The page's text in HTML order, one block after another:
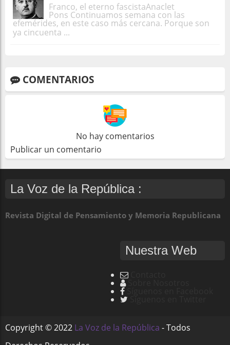
Franco, el eterno fascistaAnaclet
Pons Continuamos semana con las
efemérides, en este caso más cercana. Porque son
ya cincuenta ...
COMENTARIOS
No hay comentarios
Publicar un comentario
La Voz de la República :
Revista Digital de Pensamiento y Memoria Republicana
Nuestra Web
Copyright ©2022 La Voz de la República - Todos